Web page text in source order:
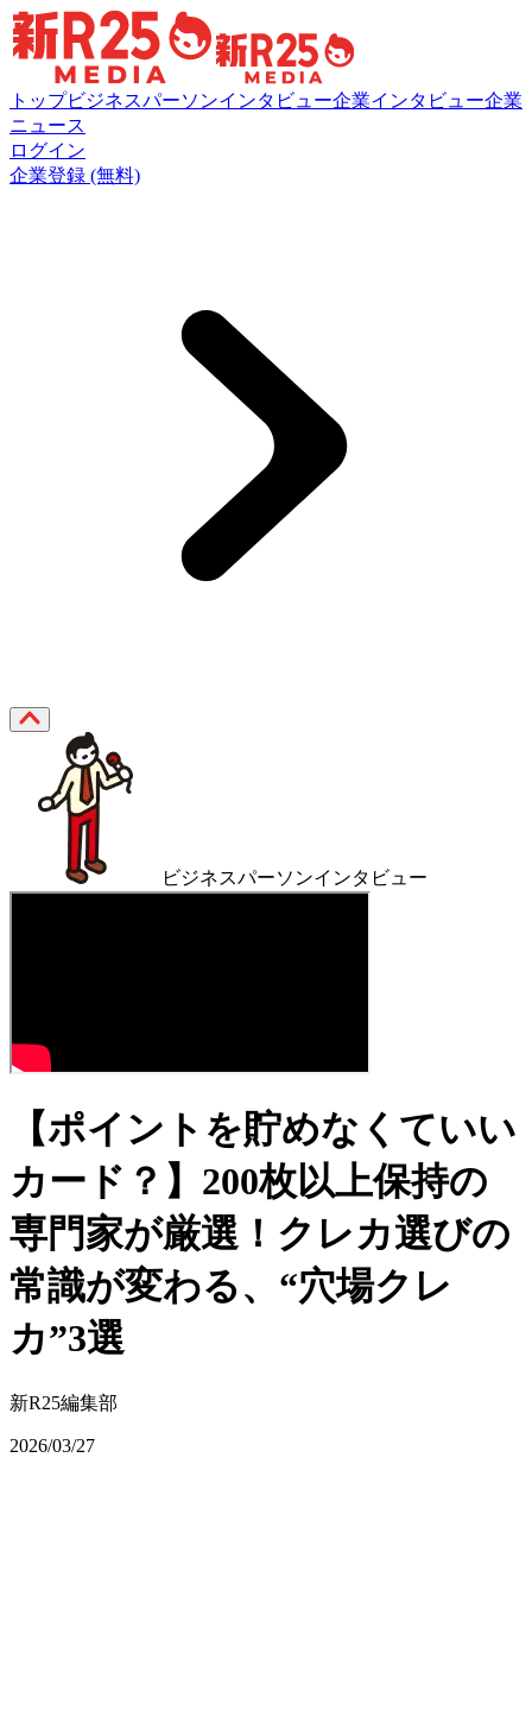
トップビジネスパーソンインタビュー企業インタビュー企業
ニュース
ログイン
企業登録 (無料)
ビジネスパーソンインタビュー
【ポイントを貯めなくていい
カード？】200枚以上保持の
専門家が厳選！クレカ選びの
常識が変わる、“穴場クレ
カ”3選
新R25編集部
2026/03/27